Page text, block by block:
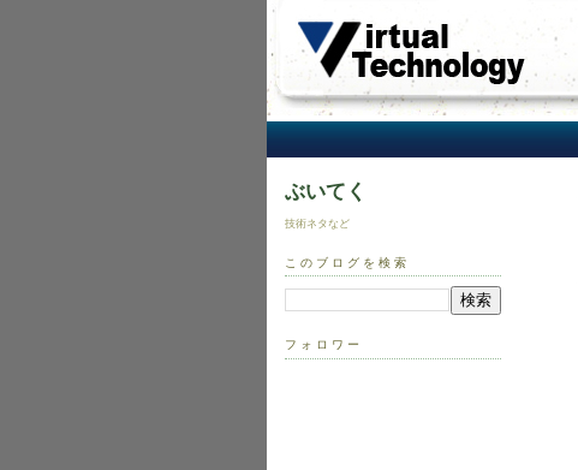
ぶいてく
技術ネタなど
このブログを検索
フォロワー